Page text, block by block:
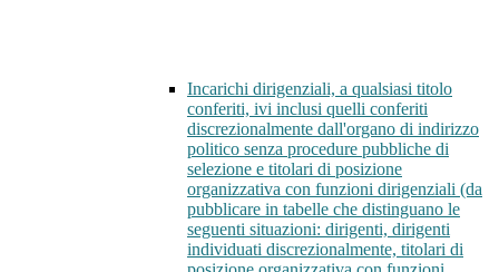
Incarichi dirigenziali, a qualsiasi titolo
conferiti, ivi inclusi quelli conferiti
discrezionalmente dall'organo di indirizzo
politico senza procedure pubbliche di
selezione e titolari di posizione
organizzativa con funzioni dirigenziali (da
pubblicare in tabelle che distinguano le
seguenti situazioni: dirigenti, dirigenti
individuati discrezionalmente, titolari di